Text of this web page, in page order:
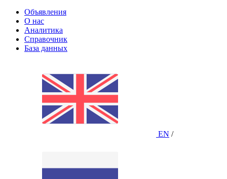
Объявления
О нас
Аналитика
Справочник
База данных
EN /